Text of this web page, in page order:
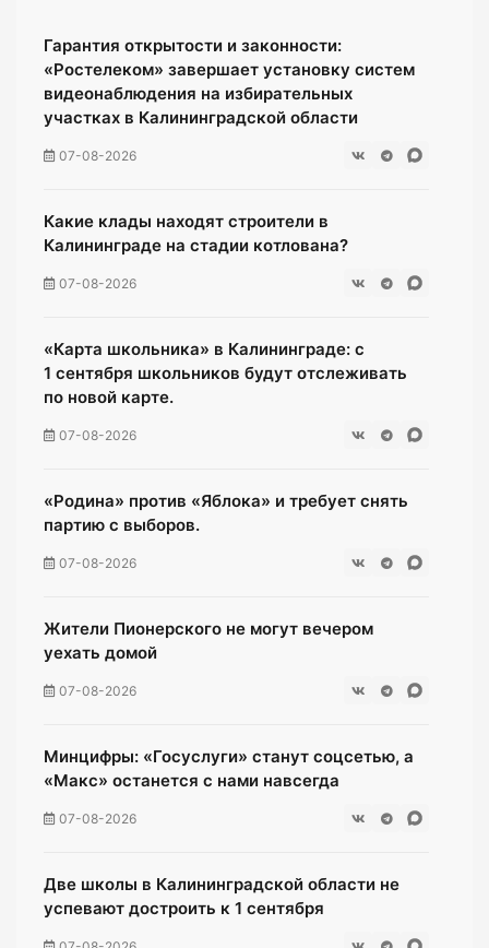
Гарантия открытости и законности:
«Ростелеком» завершает установку систем
видеонаблюдения на избирательных
участках в Калининградской области
07-08-2026
Какие клады находят строители в
Калининграде на стадии котлована?
07-08-2026
«Карта школьника» в Калининграде: с
1 сентября школьников будут отслеживать
по новой карте.
07-08-2026
«Родина» против «Яблока» и требует снять
партию с выборов.
07-08-2026
Жители Пионерского не могут вечером
уехать домой
07-08-2026
Минцифры: «Госуслуги» станут соцсетью, а
«Макс» останется с нами навсегда
07-08-2026
Две школы в Калининградской области не
успевают достроить к 1 сентября